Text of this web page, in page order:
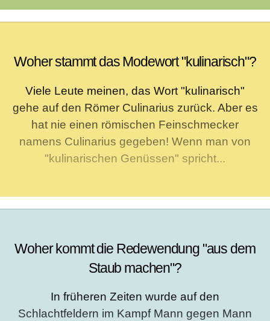
Woher stammt das Modewort "kulinarisch"?
Viele Leute meinen, das Wort "kulinarisch"
gehe auf den Römer Culinarius zurück. Aber es
hat nie einen römischen Feinschmecker
namens Culinarius gegeben! Wenn man von
"kulinarischen Genüssen" spricht...
Woher kommt die Redewendung "aus dem
Staub machen"?
In früheren Zeiten wurde auf den
Schlachtfeldern im Kampf Mann gegen Mann